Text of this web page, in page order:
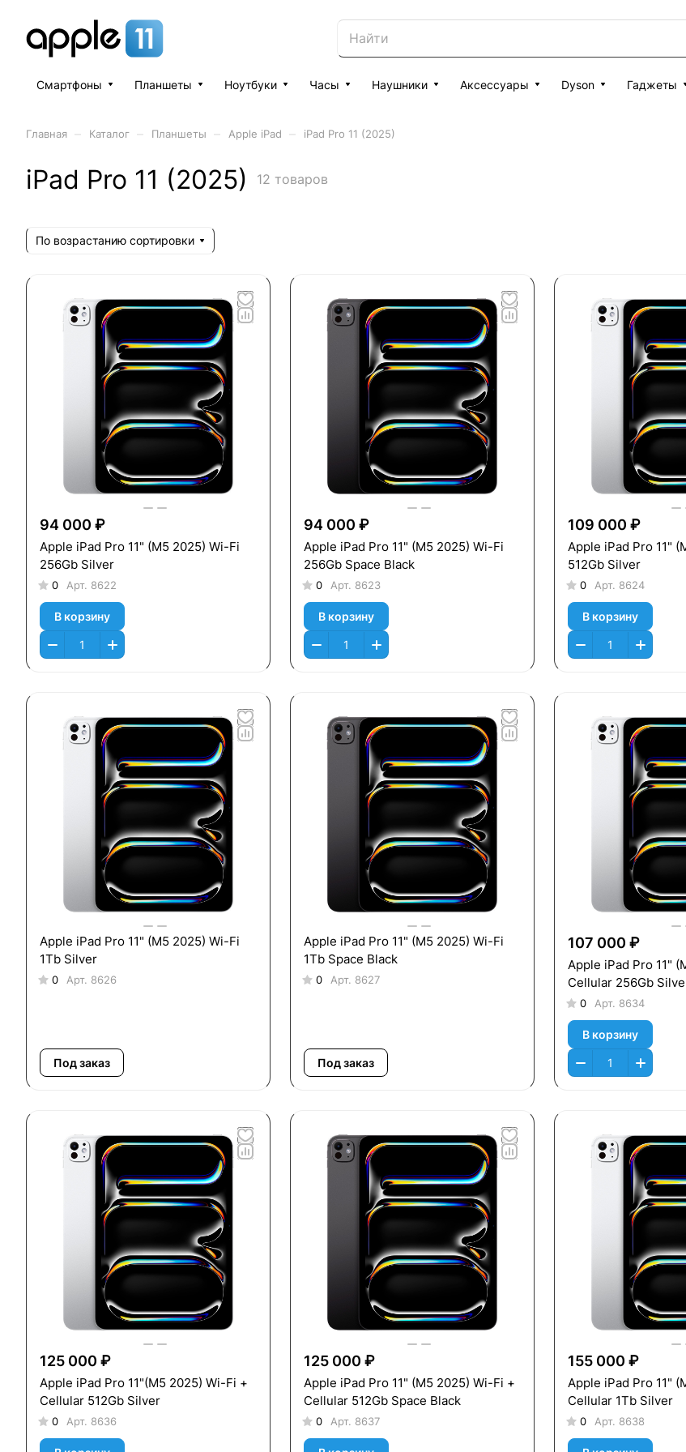
Смартфоны Планшеты Ноутбуки Часы Наушники Аксессуары Dyson Гаджеты
Главная Каталог Планшеты Apple iPad iPad Pro 11 (2025)
iPad Pro 11 (2025) 12 товаров
По возрастанию сортировки
94 000 ₽
Apple iPad Pro 11" (M5 2025) Wi-Fi
256Gb Silver
0 Арт. 8622
В корзину
94 000 ₽
Apple iPad Pro 11" (M5 2025) Wi-Fi
256Gb Space Black
0 Арт. 8623
В корзину
109 000 ₽
Apple iPad Pro 11"
512Gb Silver
0 Арт. 8624
В корзину
Apple iPad Pro 11" (M5 2025) Wi-Fi
1Tb Silver
0 Арт. 8626
Под заказ
Apple iPad Pro 11" (M5 2025) Wi-Fi
1Tb Space Black
0 Арт. 8627
Под заказ
107 000 ₽
Apple iPad Pro 11"
Cellular 256Gb
0 Арт. 8634
В корзину
125 000 ₽
Apple iPad Pro 11"(M5 2025) Wi-Fi +
Cellular 512Gb Silver
0 Арт. 8636
125 000 ₽
Apple iPad Pro 11" (M5 2025) Wi-Fi +
Cellular 512Gb Space Black
0 Арт. 8637
155 000 ₽
Apple iPad Pro 11"
Cellular 1Tb Silver
0 Арт. 8638